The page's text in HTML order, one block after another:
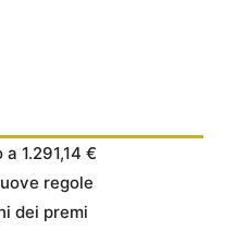
1.291,14 €
regole
dei premi